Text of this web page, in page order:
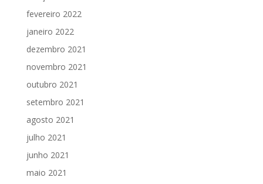
fevereiro 2022
janeiro 2022
dezembro 2021
novembro 2021
outubro 2021
setembro 2021
agosto 2021
julho 2021
junho 2021
maio 2021